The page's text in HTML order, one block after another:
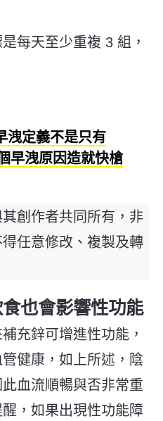
每天至少重複 3 組，
洩定義不是只有
早洩原因造就快槍
創作者共同所有，非
任意修改、複製及轉
也會影響性功能
充鋅可增進性功能，
健康，如上所述，陰
血流順暢與否非常重
，如果出現性功能障